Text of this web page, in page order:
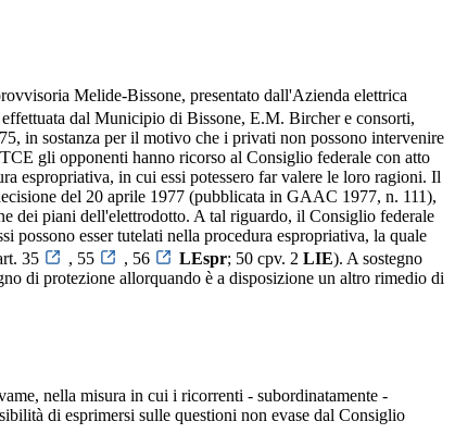
Melide-Bissone, presentato dall'Azienda elettrica
dal Municipio di Bissone, E.M. Bircher e consorti,
in sostanza per il motivo che i privati non possono intervenire
gli opponenti hanno ricorso al Consiglio federale con atto
espropriativa, in cui essi potessero far valere le loro ragioni. Il
del 20 aprile 1977 (pubblicata in GAAC 1977, n. 111),
dei piani dell'elettrodotto. A tal riguardo, il Consiglio federale
possono esser tutelati nella procedura espropriativa, la quale
35
, 55 , 56 LEspr; 50 cpv. 2 LIE). A sostegno
di protezione allorquando è a disposizione un altro rimedio di
nella misura in cui i ricorrenti - subordinatamente -
di esprimersi sulle questioni non evase dal Consiglio